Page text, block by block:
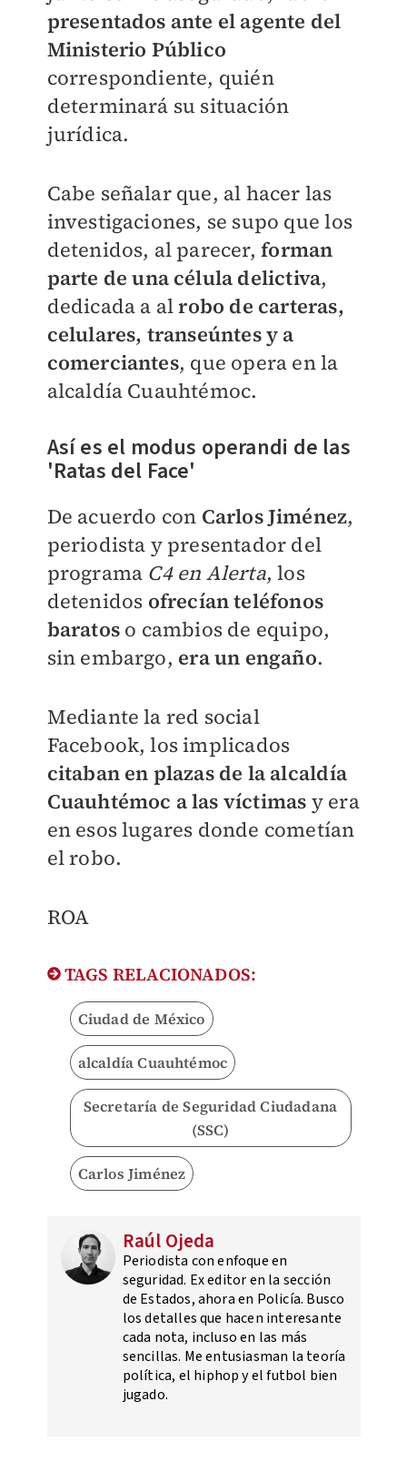
presentados ante el agente del
Ministerio Público
correspondiente, quién
determinará su situación
jurídica.
Cabe señalar que, al hacer las
investigaciones, se supo que los
detenidos, al parecer,forman
parte de una célula delictiva,
dedicada a alrobo de carteras,
celulares, transeúntes y a
comerciantes, que opera en la
alcaldía Cuauhtémoc.
Así es el modus operandi de las
'Ratas del Face'
De acuerdo con Carlos Jiménez,
periodista y presentador del
programa C4 en Alerta, los
detenidos ofrecían teléfonos
baratoso cambios de equipo,
sin embargo, era un engaño.
Mediante la red social
Facebook, los implicados
citaban en plazas de la alcaldía
Cuauhtémoc a las víctimas y era
en esos lugares donde cometían
el robo.
ROA
TAGS RELACIONADOS:
Ciudad de México
alcaldía Cuauhtémoc
Secretaría de Seguridad Ciudadana
(SSC)
Carlos Jiménez
Raúl Ojeda
Periodista con enfoque en
seguridad. Ex editor en la sección
de Estados, ahora en Policía. Busco
los detalles que hacen interesante
cada nota, incluso en las más
sencillas. Me entusiasman la teoría
política, el hiphop y el futbol bien
jugado.